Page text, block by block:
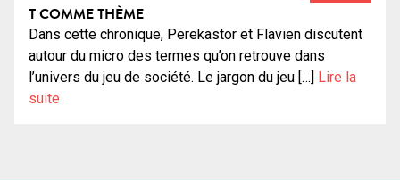
T COMME THÈME
Dans cette chronique, Perekastor et Flavien discutent
autour du micro des termes qu’on retrouve dans
l’univers du jeu de société. Le jargon du jeu […] Lire la
suite